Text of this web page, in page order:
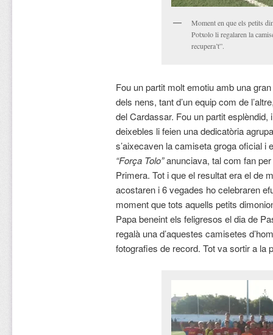
Moment en que els petits
Potxolo li regalaren la
recupera’t”.
Fou un partit molt emotiu amb una
dels nens, tant d’un equip com de
del Cardassar. Fou un partit
deixebles li feien una dedicatòria
s’aixecaven la camiseta groga oficial i
“Força Tolo”anunciava, tal com fan
Primera. Tot i que el resultat era el de
acostaren i 6 vegades ho celebraren
moment que tots aquells petits
Papa beneint els feligresos el dia de
regalà una d’aquestes camisetes
fotografies de record. Tot va sortir a la